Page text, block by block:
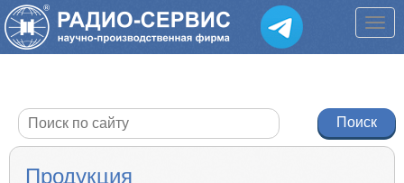
Продукция